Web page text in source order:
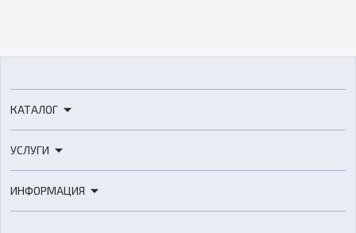
КАТАЛОГ
3D-сканеры
Расходные материалы
УСЛУГИ
3D-моделирование
ИНФОРМАЦИЯ